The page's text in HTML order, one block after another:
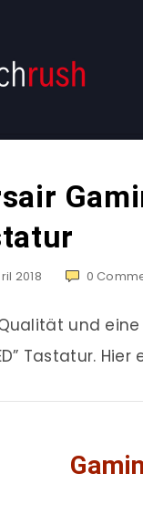
2018 0
und
Tastatur.